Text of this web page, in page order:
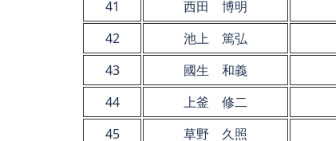
41
西田 博明
42
池上 篤弘
43
國生 和義
44
上釜 修二
45
草野 久照